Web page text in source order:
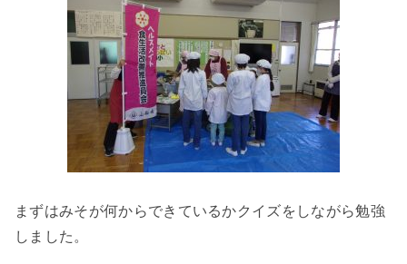
まずはみそが何からできているかクイズをしながら勉強
しました。